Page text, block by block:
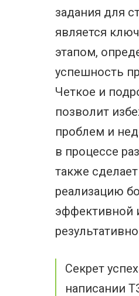
задания для
является
этапом,
успешность
Четкое и
позволит
проблем и
в процессе
также сделает
реализацию
эффективной
Секрет
написании